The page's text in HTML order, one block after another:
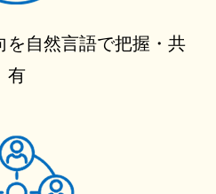
を自然言語で把握・共
有